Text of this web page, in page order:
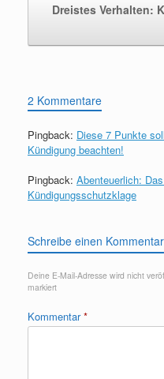
Dreistes Verhalten:
2 Kommentare
Pingback: Diese 7 Punkte
Kündigung beachten!
Pingback: Abenteuerlich:
Kündigungsschutzklage
Schreibe einen Kommentar
Deine E-Mail-Adresse wird nicht
markiert
Kommentar*